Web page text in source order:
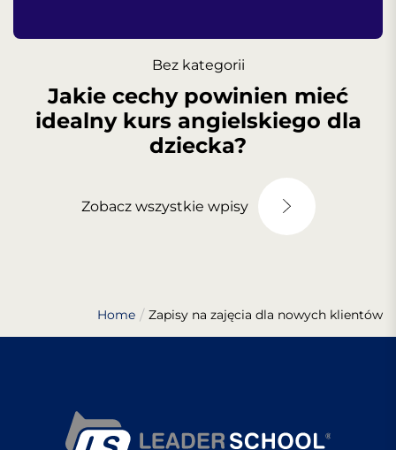
Bez kategorii
Jakie cechy powinien mieć
idealny kurs angielskiego dla
dziecka?
Zobacz wszystkie wpisy
Home Zapisy na zajęcia dla nowych klientów